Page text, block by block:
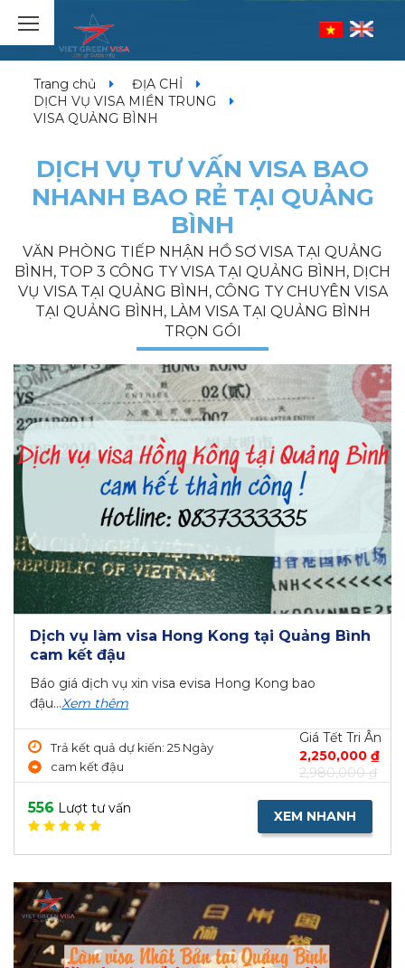
Trang chủ
ĐỊA CHỈ
DỊCH VỤ VISA MIỀN TRUNG
VISA QUẢNG BÌNH
DỊCH VỤ TƯ VẤN VISA BAO
NHANH BAO RẺ TẠI QUẢNG
BÌNH
VĂN PHÒNG TIẾP NHẬN HỒ SƠ VISA TẠI QUẢNG
BÌNH, TOP 3 CÔNG TY VISA TẠI QUẢNG BÌNH, DỊCH
VỤ VISA TẠI QUẢNG BÌNH, CÔNG TY CHUYÊN VISA
TẠI QUẢNG BÌNH, LÀM VISA TẠI QUẢNG BÌNH
TRỌN GÓI
Dịch vụ làm visa Hong Kong tại Quảng Bình
cam kết đậu
Báo giá dịch vụ xin visa evisa Hong Kong bao
đậu...Xem thêm
Trả kết quả dự kiến: 25 Ngày
cam kết đậu
Giá Tết Tri Ân
2,250,000 ₫
2,980,000 ₫
556 Lượt tư vấn XEM NHANH